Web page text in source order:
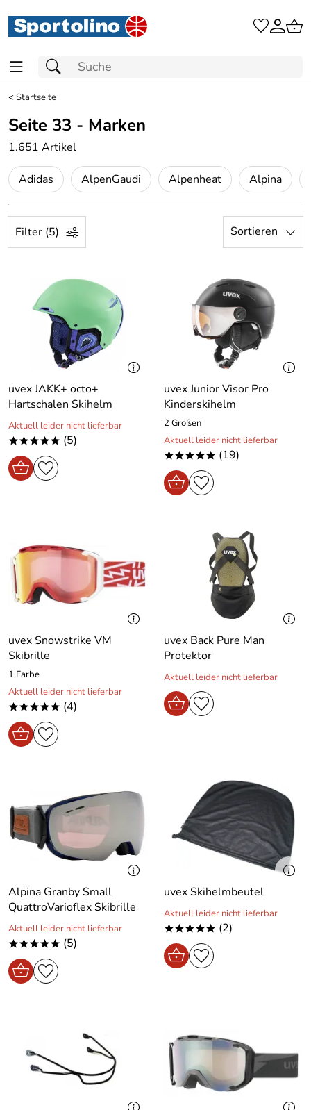
<Startseite
Seite 33 - Marken
1.651 Artikel
Adidas AlpenGaudi Alpenheat Alpina
Filter (5) Sortieren
uvex JAKK+ octo+
Hartschalen Skihelm
Aktuell leider nicht lieferbar
***** (5)
uvex Junior Visor Pro
Kinderskihelm
2 Größen
Aktuell leider nicht lieferbar
***** (19)
uvex Snowstrike VM
Skibrille
1 Farbe
Aktuell leider nicht lieferbar
***** (4)
uvex Back Pure Man
Protektor
Aktuell leider nicht lieferbar
Alpina Granby Small
QuattroVarioflex Skibrille
Aktuell leider nicht lieferbar
***** (5)
uvex Skihelmbeutel
Aktuell leider nicht lieferbar
***** (2)